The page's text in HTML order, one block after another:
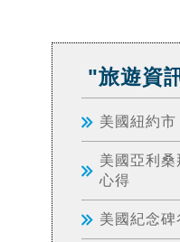
"旅遊資
美國紐約
美國亞利
心得
美國紀念